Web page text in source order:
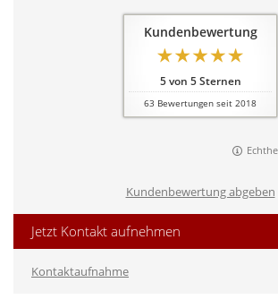
Kundenbewertung
5von 5Sternen
63 Bewertungen seit 2018
Kundenbewertung abgeben
Jetzt Kontakt aufnehmen
Kontaktaufnahme